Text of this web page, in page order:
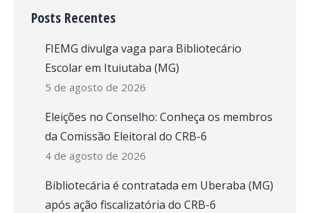
Posts Recentes
FIEMG divulga vaga para Bibliotecário
Escolar em Ituiutaba (MG)
5 de agosto de 2026
Eleições no Conselho: Conheça os membros
da Comissão Eleitoral do CRB-6
4 de agosto de 2026
Bibliotecária é contratada em Uberaba (MG)
após ação fiscalizatória do CRB-6